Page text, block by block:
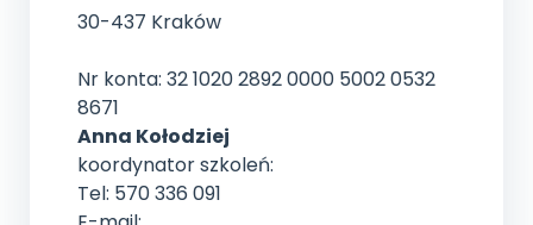
30-437 Kraków
Nr konta: 32 1020 2892 0000 5002 0532
8671
Anna Kołodziej
koordynator szkoleń:
Tel: 570 336 091